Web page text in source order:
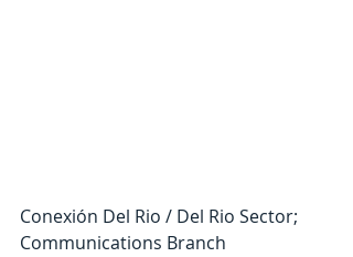
Conexión Del Rio / Del Rio Sector;
Communications Branch